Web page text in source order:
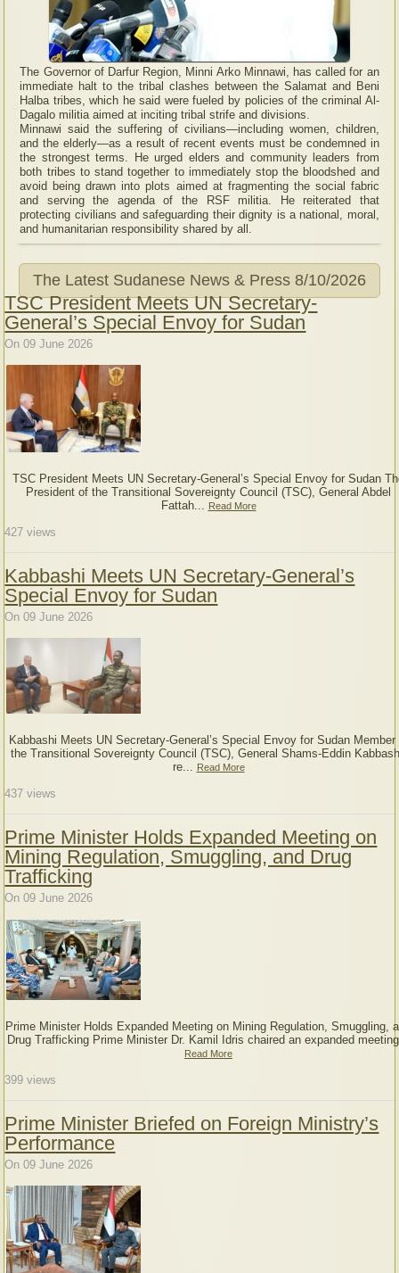
The Governor of Darfur Region, Minni Arko Minnawi, has called for an
immediate halt to the tribal clashes between the Salamat and Beni
Halba tribes, which he said were fueled by policies of the criminal Al-
Dagalo militia aimed at inciting tribal strife and divisions.
Minnawi said the suffering of civilians—including women, children,
and the elderly—as a result of recent events must be condemned in
the strongest terms. He urged elders and community leaders from
both tribes to stand together to immediately stop the bloodshed and
avoid being drawn into plots aimed at fragmenting the social fabric
and serving the agenda of the RSF militia. He reiterated that
protecting civilians and safeguarding their dignity is a national, moral,
and humanitarian responsibility shared by all.
The Latest Sudanese News & Press 8/10/2026
TSC President Meets UN Secretary-
General’s Special Envoy for Sudan
On 09 June 2026
TSC President Meets UN Secretary-General’s Special Envoy for Sudan
President of the Transitional Sovereignty Council (TSC), General Abdel
Fattah...
Read More
427 views
Kabbashi Meets UN Secretary-General’s
Special Envoy for Sudan
On 09 June 2026
Kabbashi Meets UN Secretary-General’s Special Envoy for Sudan Member
the Transitional Sovereignty Council (TSC), General Shams-Eddin
re... Read More
437 views
Prime Minister Holds Expanded Meeting on
Mining Regulation, Smuggling, and Drug
Trafficking
On 09 June 2026
Prime Minister Holds Expanded Meeting on Mining Regulation, Smuggling,
Drug Trafficking Prime Minister Dr. Kamil Idris chaired an expanded
Read More
399 views
Prime Minister Briefed on Foreign Ministry’s
Performance
On 09 June 2026